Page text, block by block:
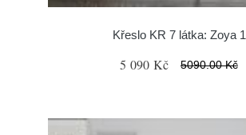
Křeslo KR 7 látka: Zoya 1
5 090 Kč 5090.00 Kč